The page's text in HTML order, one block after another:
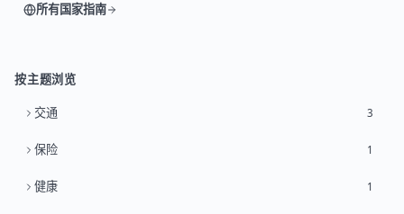
所有国家指南
按主题浏览
交通 3
保险 1
健康 1